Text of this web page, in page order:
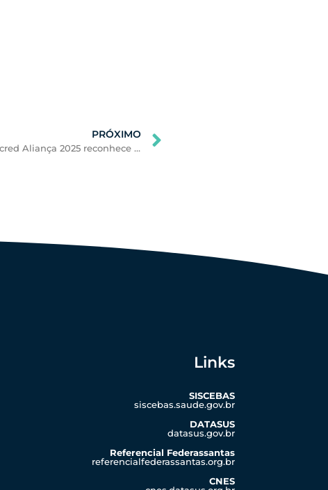
PRÓXIMO
Prêmio Federassantas de Boas Práticas – Unicred Aliança 2025 reconhece inovação, gestão e excelência das instituições filantrópicas de Minas Gerais
Links
SISCEBAS
siscebas.saude.gov.br
DATASUS
datasus.gov.br
Referencial Federassantas
referencialfederassantas.org.br
CNES